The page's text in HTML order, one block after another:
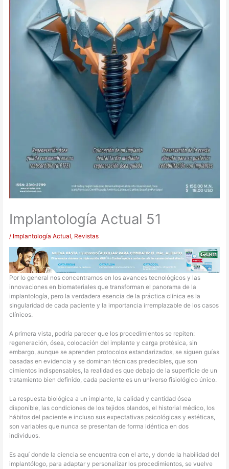
Implantología Actual 51
/ Implantología Actual, Revistas
Por lo general nos concentramos en los avances tecnológicos y las
innovaciones en biomateriales que transforman el panorama de la
implantología, pero la verdadera esencia de la práctica clínica es la
singularidad de cada paciente y la importancia irremplazable de los casos
clínicos.
A primera vista, podría parecer que los procedimientos se repiten:
regeneración, ósea, colocación del implante y carga protésica, sin
embargo, aunque se aprenden protocolos estandarizados, se siguen guías
basadas en evidencia y se dominan técnicas predecibles, que son
cimientos indispensables, la realidad es que debajo de la superficie de un
tratamiento bien definido, cada paciente es un universo fisiológico único.
La respuesta biológica a un implante, la calidad y cantidad ósea
disponible, las condiciones de los tejidos blandos, el historial médico, los
hábitos del paciente e incluso sus expectativas psicológicas y estéticas,
son variables que nunca se presentan de forma idéntica en dos
individuos.
Es aquí donde la ciencia se encuentra con el arte, y donde la habilidad del
implantólogo, para adaptar y personalizar los procedimientos, se vuelve